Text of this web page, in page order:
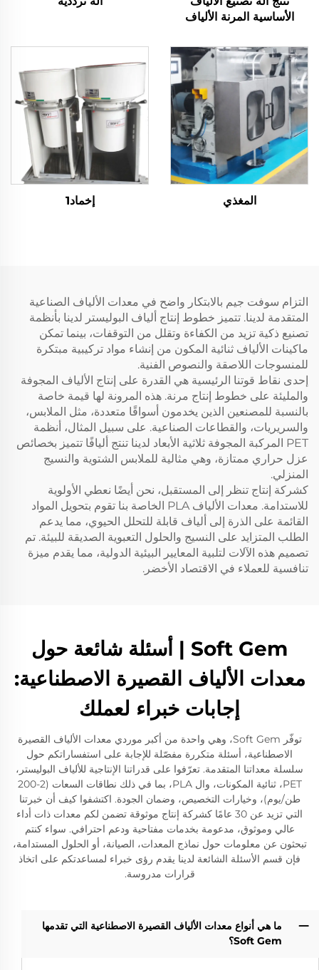
الأساسية المرنة الألياف
المغذي إخماد1
التزام سوفت جيم بالابتكار واضح في معدات الألياف الصناعية
المتقدمة لدينا. تتميز خطوط إنتاج ألياف البوليستر لدينا بأنظمة
تصنيع ذكية تزيد من الكفاءة وتقلل من التوقفات، بينما تمكن
ماكينات الألياف ثنائية المكون من إنشاء مواد تركيبية مبتكرة
للمنسوجات اللاصقة والنصوص الفنية.
إحدى نقاط قوتنا الرئيسية هي القدرة على إنتاج الألياف المجوفة
والمليئة على خطوط إنتاج مرنة. هذه المرونة لها قيمة خاصة
بالنسبة للمصنعين الذين يخدمون أسواقًا متعددة، مثل الملابس،
والسريريات، والقطاعات الصناعية. على سبيل المثال، أنظمة
PET المركبة المجوفة ثلاثية الأبعاد لدينا تنتج أليافًا تتميز بخصائص
عزل حراري ممتازة، وهي مثالية للملابس الشتوية والنسيج
المنزلي.
كشركة إنتاج تنظر إلى المستقبل، نحن أيضًا نعطي الأولوية
للاستدامة. معدات الألياف PLA الخاصة بنا تقوم بتحويل المواد
القائمة على الذرة إلى ألياف قابلة للتحلل الحيوي، مما يدعم
الطلب المتزايد على النسيج والحلول التعبوية الصديقة للبيئة. تم
تصميم هذه الآلات لتلبية المعايير البيئية الدولية، مما يقدم ميزة
تنافسية للعملاء في الاقتصاد الأخضر.
Soft Gem | أسئلة شائعة حول
معدات الألياف القصيرة الاصطناعية:
إجابات خبراء لعملك
توفّر Soft Gem، وهي واحدة من أكبر موردي معدات الألياف القصيرة
الاصطناعية، أسئلة متكررة مفصّلة للإجابة على استفساراتكم حول
سلسلة معداتنا المتقدمة. تعرّفوا على قدراتنا الإنتاجية للألياف البوليستر،
PET، ثنائية المكونات، وال PLA، بما في ذلك نطاقات السعات (2-200
طن/يوم)، وخيارات التخصيص، وضمان الجودة. اكتشفوا كيف أن خبرتنا
التي تزيد عن 30 عامًا كشركة إنتاج موثوقة تضمن لكم معدات ذات أداء
عالي وموثوق، مدعومة بخدمات مفتاحية ودعم احترافي. سواء كنتم
تبحثون عن معلومات حول نماذج المعدات، الصيانة، أو الحلول المستدامة،
فإن قسم الأسئلة الشائعة لدينا يقدم رؤى خبراء لمساعدتكم على اتخاذ
قرارات مدروسة.
ما هي أنواع معدات الألياف القصيرة الاصطناعية التي تقدمها
Soft Gem؟